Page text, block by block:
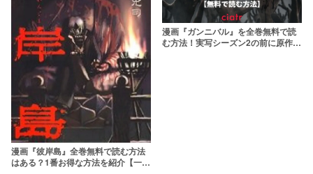
漫画『彼岸島』全巻無料で読む方法
はある？1番お得な方法を紹介【一部
漫画『ガンニバル』を全巻無料で読
む方法！実写シーズン2の前に原作で